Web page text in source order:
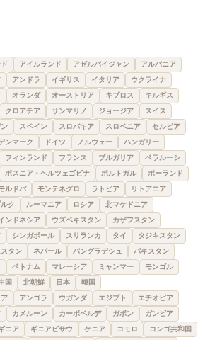
アイルランド アゼルバイジャン
アルバニア
アンドラ イギリス イタリア
ウクライナ
オランダ オーストリア キプロス
キルギス
クロアチア サンマリノ ジョージア
スイス
スペイン スロバキア スロベニア
セルビア
ンマーク ドイツ ノルウェー
ハンガリー
フィンランド フランス ブルガリア
ベラルーシ
ボスニア・ヘルツェゴビナ ポルトガル
ポーランド
ルドバ モンテネグロ ラトビア
リトアニア
ク
ルーマニア ロシア 北マケドニア
ンドネシア ウズベキスタン
カザフスタン
シンガポール スリランカ タイ
タジキスタン
スタン
ネパール バングラデシュ
パキスタン
ベトナム マレーシア ミャンマー
モンゴル
国 北朝鮮 日本 韓国
アンゴラ ウガンダ エジプト
エチオピア
カメルーン カーボベルデ ガボン
ガンビア
ニア ギニアビサウ ケニア コモロ
コンゴ共和国